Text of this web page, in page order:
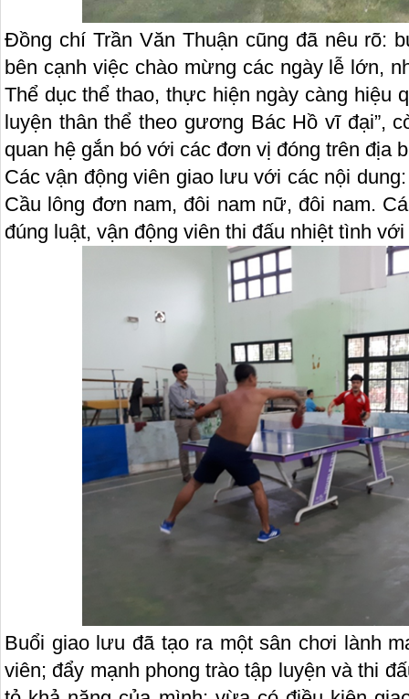
Đồng chí Trần Văn Thuận cũng đã nêu rõ:
bên cạnh việc chào mừng các ngày lễ lớn,
Thể dục thể thao, thực hiện ngày càng hiệu
luyện thân thể theo gương Bác Hồ vĩ đại”,
quan hệ gắn bó với các đơn vị đóng trên địa
Các vận động viên giao lưu với các nội
Cầu lông đơn nam, đôi nam nữ, đôi nam.
đúng luật, vận động viên thi đấu nhiệt tình
Buổi giao lưu đã tạo ra một sân chơi lành
viên; đẩy mạnh phong trào tập luyện và thi